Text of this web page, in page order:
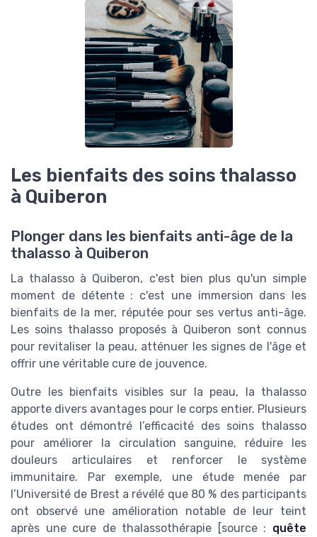
Les bienfaits des soins thalasso
à Quiberon
Plonger dans les bienfaits anti-âge de la
thalasso à Quiberon
La thalasso à Quiberon, c'est bien plus qu'un simple
moment de détente : c'est une immersion dans les
bienfaits de la mer, réputée pour ses vertus anti-âge.
Les soins thalasso proposés à Quiberon sont connus
pour revitaliser la peau, atténuer les signes de l'âge et
offrir une véritable cure de jouvence.
Outre les bienfaits visibles sur la peau, la thalasso
apporte divers avantages pour le corps entier. Plusieurs
études ont démontré l’efficacité des soins thalasso
pour améliorer la circulation sanguine, réduire les
douleurs articulaires et renforcer le système
immunitaire. Par exemple, une étude menée par
l’Université de Brest a révélé que 80 % des participants
ont observé une amélioration notable de leur teint
après une cure de thalassothérapie [source : quête